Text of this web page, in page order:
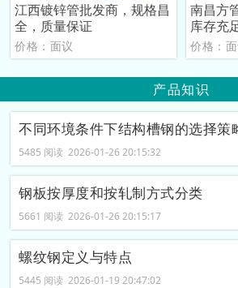
江西镀锌管批发商，规格昌
全，质量保证
价格：面议
南昌方
库存充
价格：
产品知识
不同环境条件下结构槽钢的选择策
5485 阅读 2026-01-26 20:15:32
钢板按厚度和按轧制方式分类
5661 阅读 2026-01-26 20:15:17
螺纹钢定义与特点
5445 阅读 2026-01-19 20:47:02